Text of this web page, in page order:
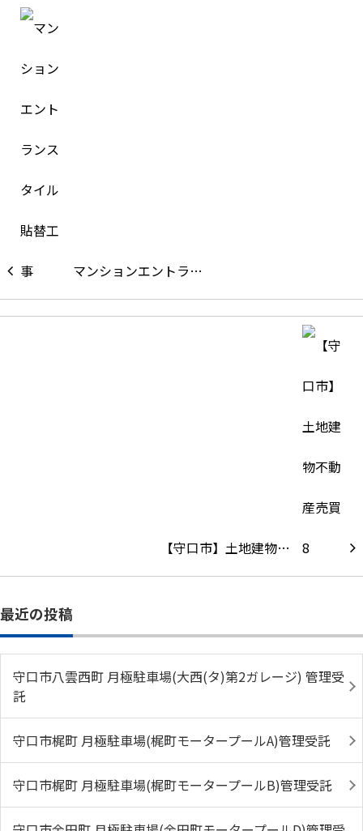
マンションエントラ…
【守口市】土地建物…
最近の投稿
守口市八雲西町 月極駐車場(大西(タ)第2ガレージ) 管理受
託
守口市梶町 月極駐車場(梶町モータープールA)管理受託
守口市梶町 月極駐車場(梶町モータープールB)管理受託